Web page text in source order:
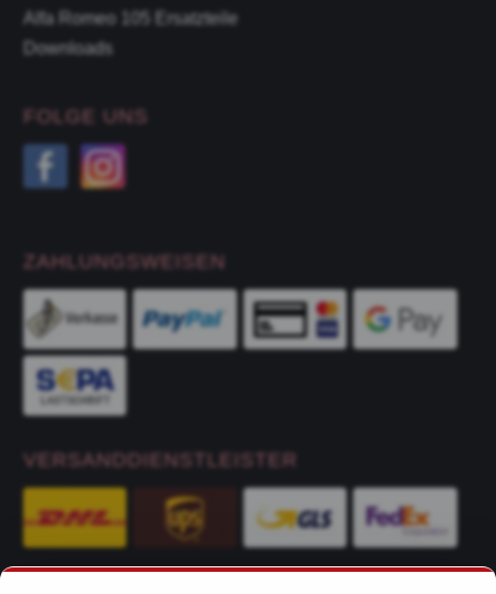
Alfa Romeo 105 Ersatzteile
Downloads
FOLGE UNS
ZAHLUNGSWEISEN
VERSANDDIENSTLEISTER